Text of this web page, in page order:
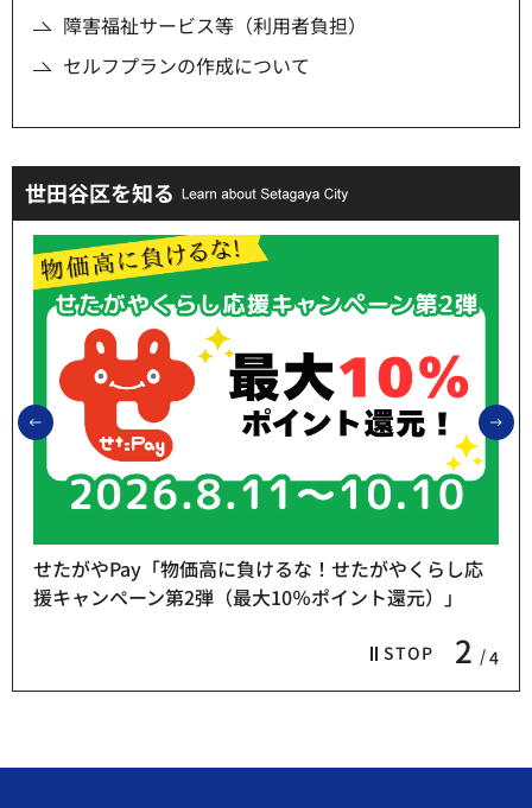
障害福祉サービス等（利用者負担）
セルフプランの作成について
世田谷区を知る
前のスライドを表示
STOP 2 4
せたがやPay「物価高に負けるな！せたがやくらし応
援キャンペーン第2弾（最大10％ポイント還元）」